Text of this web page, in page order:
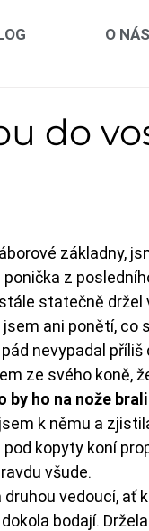
O NÁS
do
základny,
z
statečně držel
ani ponětí, co
nevypadal
ze svého koně,
by ho na nože brali
k němu a
kopyty koní
všude.
vedoucí, ať
bodají.